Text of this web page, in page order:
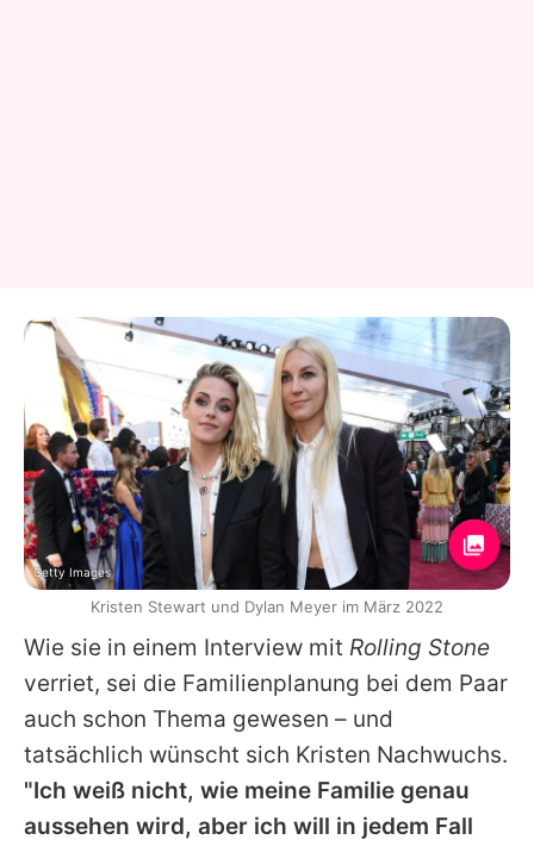
Wie sie in einem Interview mit Rolling Stone
verriet, sei die Familienplanung bei dem Paar
auch schon Thema gewesen – und
tatsächlich wünscht sich Kristen Nachwuchs.
"Ich weiß nicht, wie meine Familie genau
aussehen wird, aber ich will in jedem Fall
Getty Images
Kristen Stewart und Dylan Meyer im März 2022